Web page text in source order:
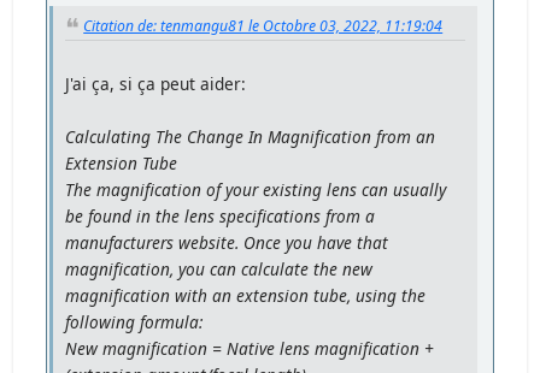
Citation de: tenmangu81 le Octobre 03, 2022, 11:19:04
J'ai ça, si ça peut aider:
Calculating The Change In Magnification from an
Extension Tube
The magnification of your existing lens can usually
be found in the lens specifications from a
manufacturers website. Once you have that
magnification, you can calculate the new
magnification with an extension tube, using the
following formula:
New magnification = Native lens magnification +